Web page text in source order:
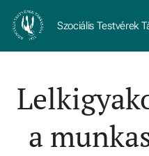
Szociális Testvérek
a